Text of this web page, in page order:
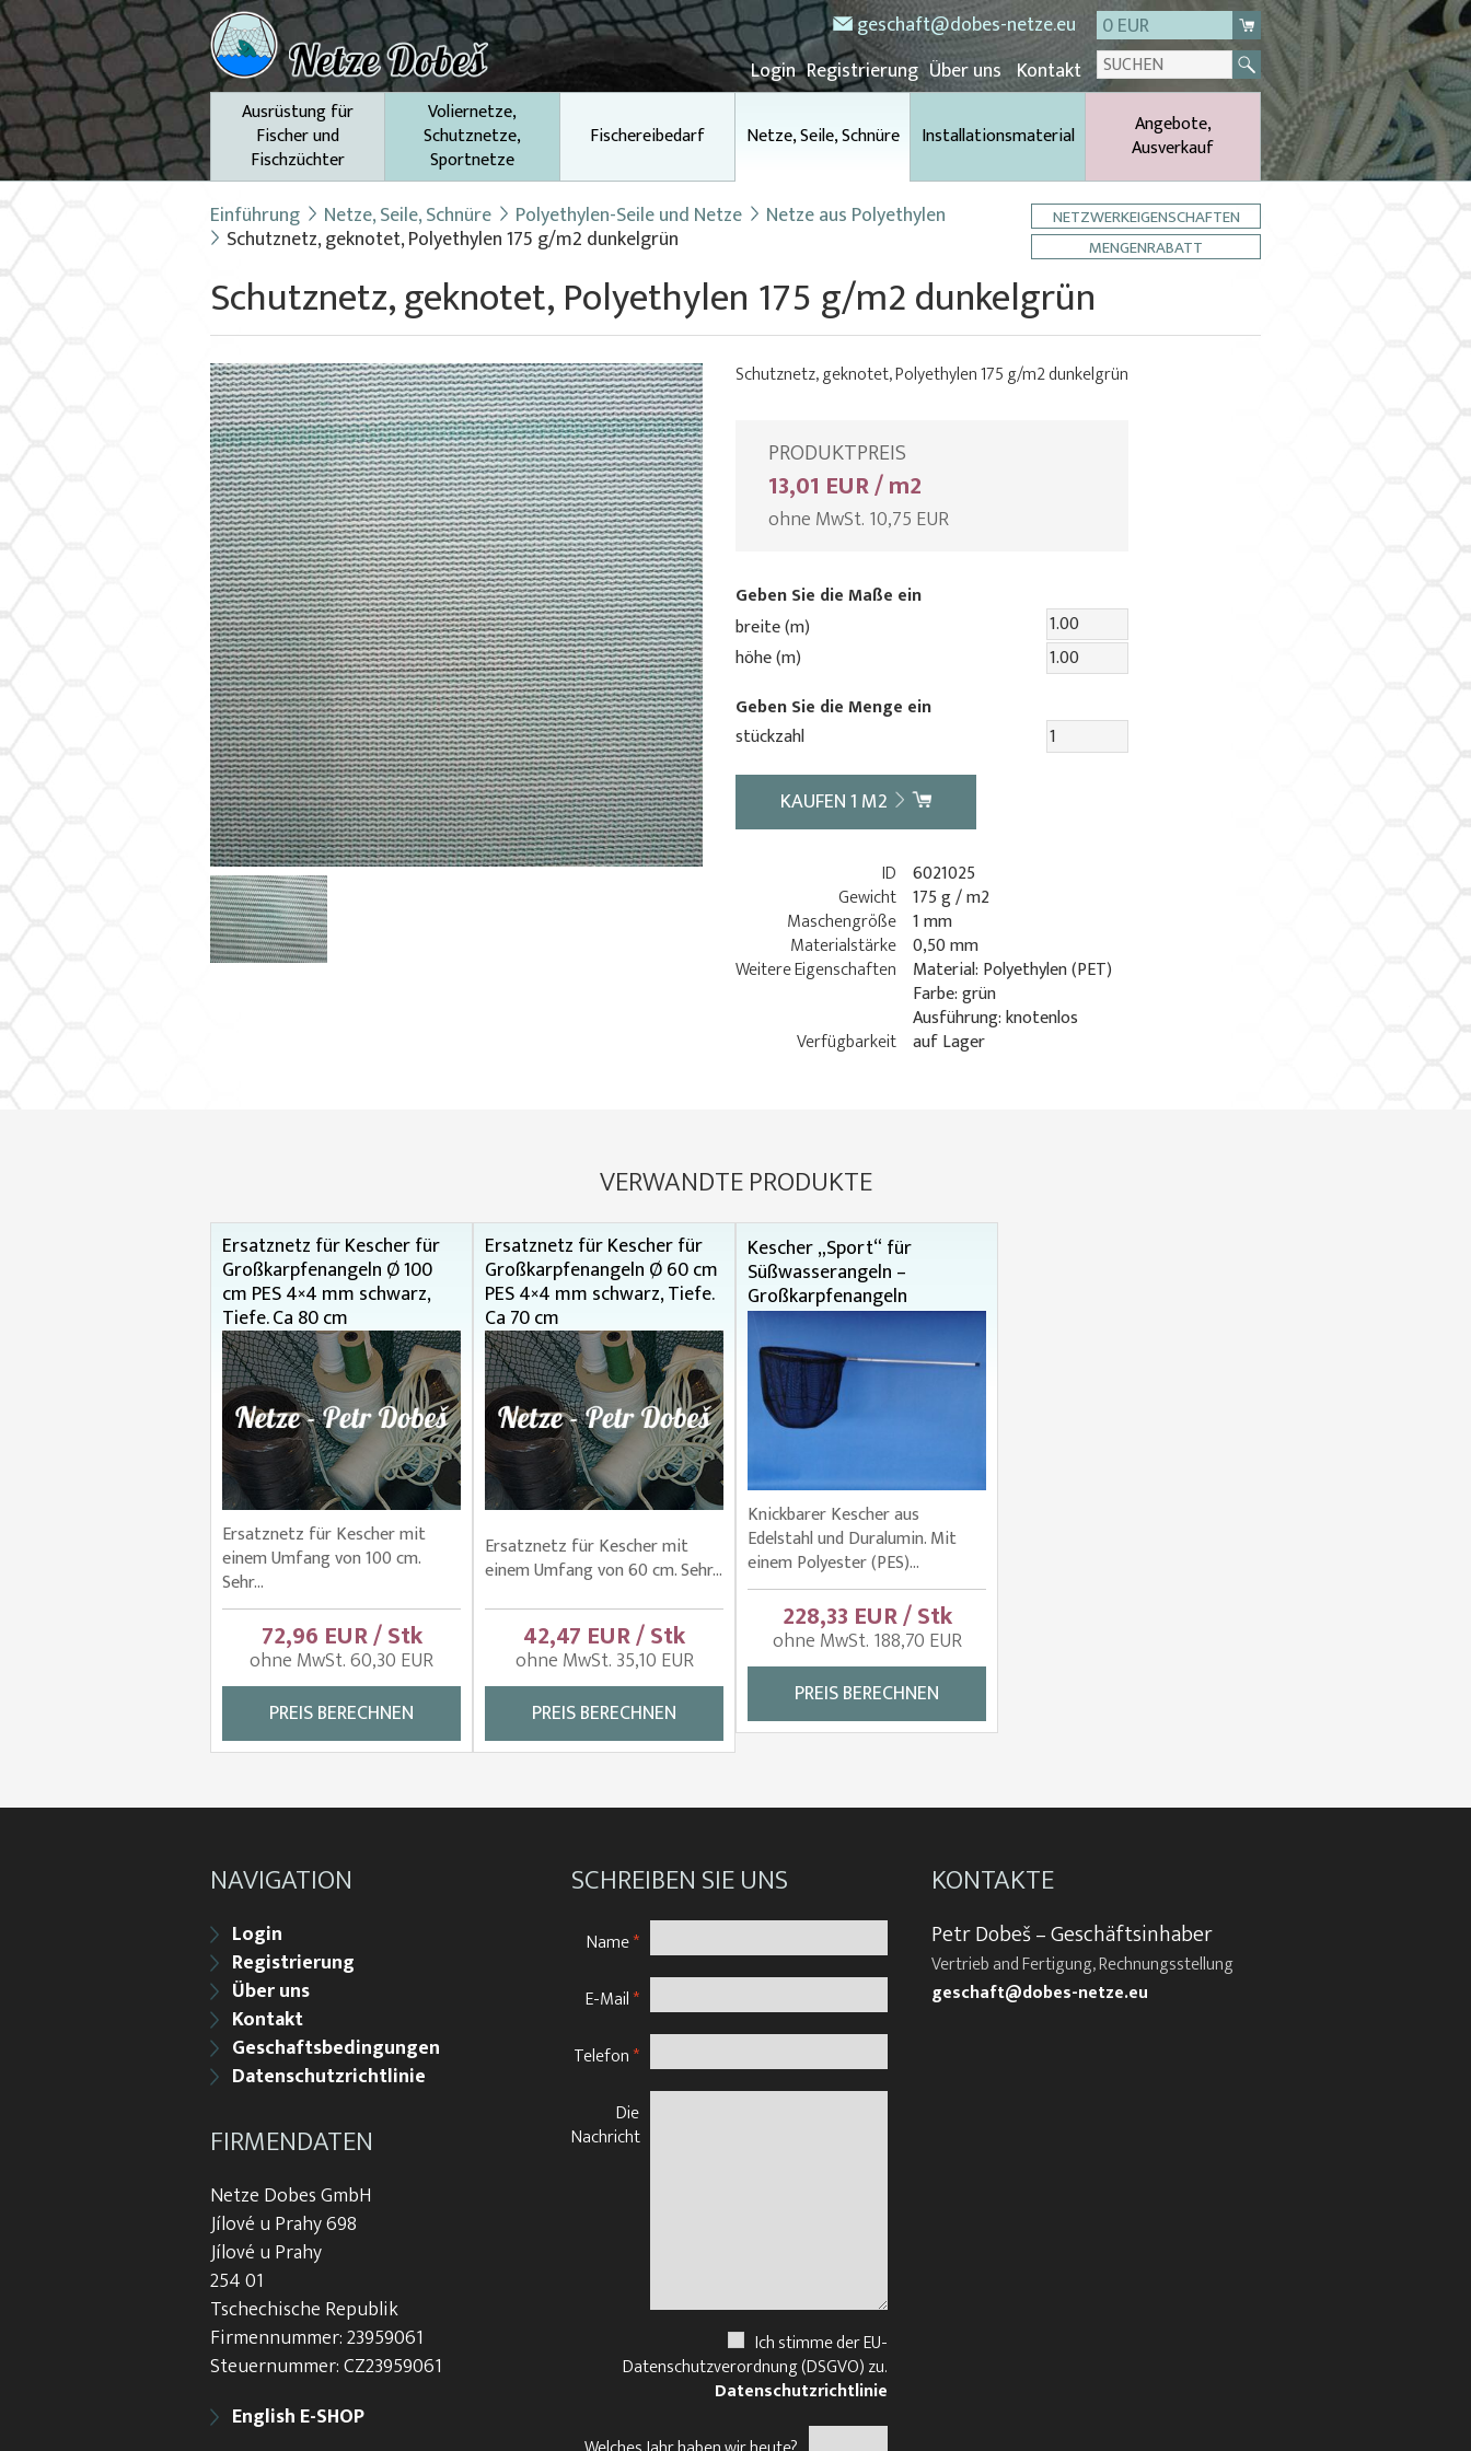
geschaft@dobes-netze.eu
0 EUR
Login Registrierung Über uns Kontakt
Ausrüstung für
Fischer und
Fischzüchter
Voliernetze,
Schutznetze,
Sportnetze
Fischereibedarf Netze, Seile, Schnüre Installationsmaterial
Angebote,
Ausverkauf
Einführung Netze, Seile, Schnüre Polyethylen-Seile und Netze Netze aus Polyethylen
Schutznetz, geknotet, Polyethylen 175 g/m2 dunkelgrün
NETZWERKEIGENSCHAFTEN
MENGENRABATT
Schutznetz, geknotet, Polyethylen 175 g/m2 dunkelgrün
Schutznetz, geknotet, Polyethylen 175 g/m2 dunkelgrün
PRODUKTPREIS
13,01 EUR / m2
ohne MwSt. 10,75 EUR
Geben Sie die Maße ein
breite (m)
höhe (m)
Geben Sie die Menge ein
stückzahl
KAUFEN1 M2
ID 6021025
Gewicht 175 g / m2
Maschengröße 1 mm
Materialstärke 0,50 mm
Weitere Eigenschaften
Material: Polyethylen (PET)
Farbe: grün
Ausführung: knotenlos
Verfügbarkeit auf Lager
VERWANDTE PRODUKTE
Ersatznetz für Kescher für
Großkarpfenangeln Ø 100
cm PES 4×4 mm schwarz,
Tiefe. Ca 80 cm
Ersatznetz für Kescher mit
einem Umfang von 100 cm.
Sehr...
72,96 EUR / Stk
ohne MwSt. 60,30 EUR
PREIS BERECHNEN
Ersatznetz für Kescher für
Großkarpfenangeln Ø 60 cm
PES 4×4 mm schwarz, Tiefe.
Ca 70 cm
Ersatznetz für Kescher mit
einem Umfang von 60 cm. Sehr...
42,47 EUR / Stk
ohne MwSt. 35,10 EUR
PREIS BERECHNEN
Kescher „Sport“ für
Süßwasserangeln –
Großkarpfenangeln
Knickbarer Kescher aus
Edelstahl und Duralumin. Mit
einem Polyester (PES)...
228,33 EUR / Stk
ohne MwSt. 188,70 EUR
PREIS BERECHNEN
NAVIGATION
Login
Registrierung
Über uns
Kontakt
Geschaftsbedingungen
Datenschutzrichtlinie
FIRMENDATEN
Netze Dobes GmbH
Jílové u Prahy 698
Jílové u Prahy
254 01
Tschechische Republik
Firmennummer: 23959061
Steuernummer: CZ23959061
English E-SHOP
SCHREIBEN SIE UNS
Name*
E-Mail*
Telefon*
Die
Nachricht
Ich stimme der EU-
Datenschutzverordnung (DSGVO) zu.
Datenschutzrichtlinie
KONTAKTE
Petr Dobeš – Geschäftsinhaber
Vertrieb and Fertigung, Rechnungsstellung
geschaft@dobes-netze.eu